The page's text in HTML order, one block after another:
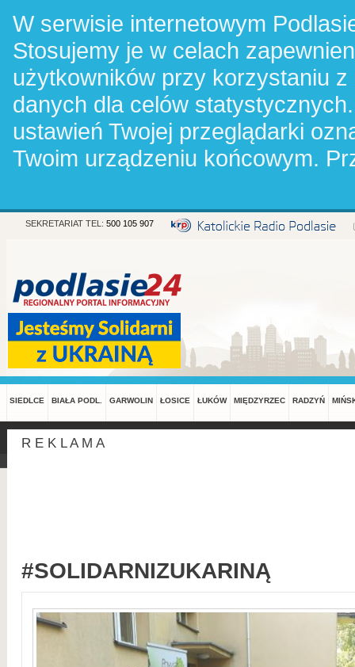
W serwisie internetowym
Stosujemy je w celach
użytkowników przy korzystaniu
danych dla celów
ustawień Twojej przeglądarki
Twoim urządzeniu końcowym.
SEKRETARIAT TEL: 500 105 907
SIEDLCE BIAŁA PODL. GARWOLIN ŁOSICE ŁUKÓW MIĘDZYRZEC RADZYŃ
R E K L A M A
#SOLIDARNIZUKARINĄ